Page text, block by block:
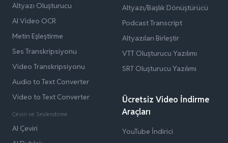
Altyazı Oluşturucu
AI Video OCR
Metin Eşleştirme
Ses Transkripsiyonu
Video Transkripsiyonu
Audio to Text Converter
Video to Text Converter
Çeviri ve Seslendirme
AI Çeviri
Altyazı/Başlık Dönüştürücü
Podcast Transcript
Altyazıları Birleştir
VTT Oluşturucu Yazılımı
SRT Oluşturucu Yazılımı
Ücretsiz Video İndirme
Araçları
YouTube İndirici